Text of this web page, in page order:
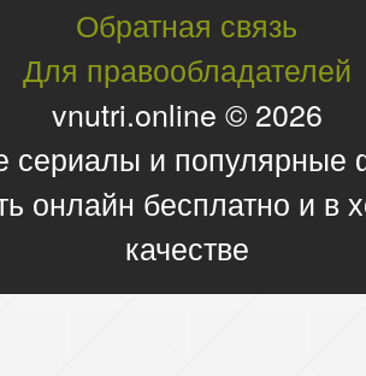
Обратная связь
Для правообладателей
vnutri.online © 2026
сериалы и
онлайн бесплатно и в
качестве